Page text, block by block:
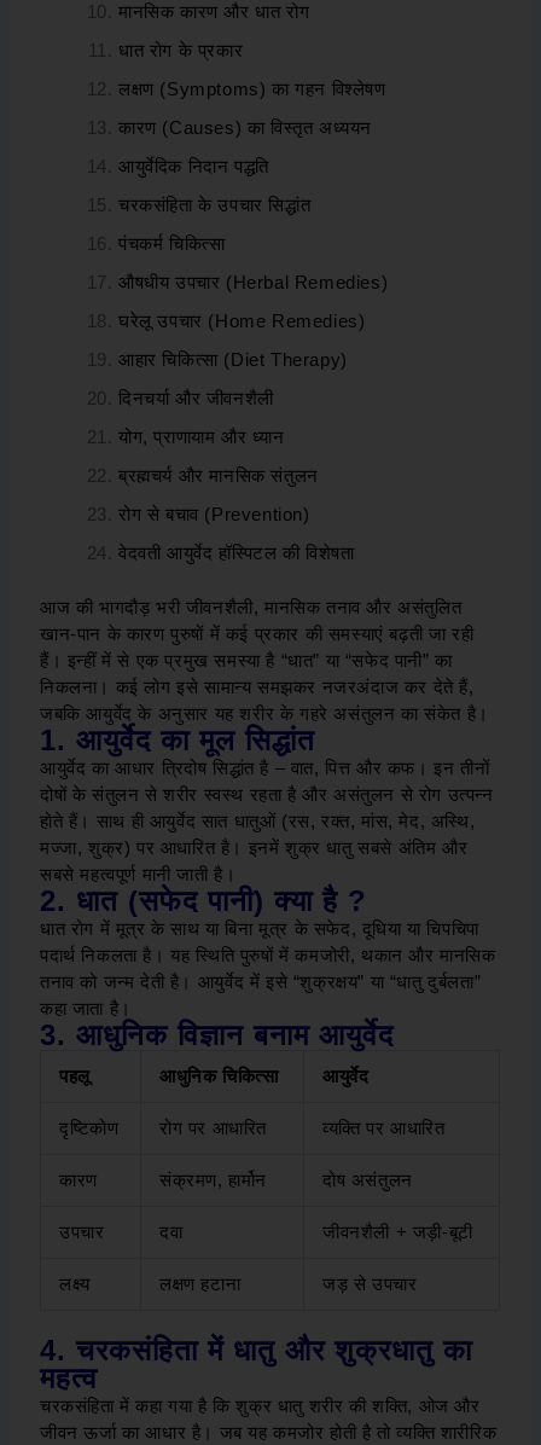
मानसिक कारण और धात रोग
धात रोग के प्रकार
लक्षण (Symptoms) का गहन विश्लेषण
कारण (Causes) का विस्तृत अध्ययन
आयुर्वेदिक निदान पद्धति
चरकसंहिता के उपचार सिद्धांत
पंचकर्म चिकित्सा
औषधीय उपचार (Herbal Remedies)
घरेलू उपचार (Home Remedies)
आहार चिकित्सा (Diet Therapy)
दिनचर्या और जीवनशैली
योग, प्राणायाम और ध्यान
ब्रह्मचर्य और मानसिक संतुलन
रोग से बचाव (Prevention)
वेदवती आयुर्वेद हॉस्पिटल की विशेषता
आज की भागदौड़ भरी जीवनशैली, मानसिक तनाव और असंतुलित
खान-पान के कारण पुरुषों में कई प्रकार की समस्याएं बढ़ती जा रही
हैं। इन्हीं में से एक प्रमुख समस्या है “धात” या “सफेद पानी” का
निकलना। कई लोग इसे सामान्य समझकर नजरअंदाज कर देते हैं,
जबकि आयुर्वेद के अनुसार यह शरीर के गहरे असंतुलन का संकेत है।
1. आयुर्वेद का मूल सिद्धांत
आयुर्वेद का आधार त्रिदोष सिद्धांत है – वात, पित्त और कफ। इन तीनों
दोषों के संतुलन से शरीर स्वस्थ रहता है और असंतुलन से रोग उत्पन्न
होते हैं। साथ ही आयुर्वेद सात धातुओं (रस, रक्त, मांस, मेद, अस्थि,
मज्जा, शुक्र) पर आधारित है। इनमें शुक्र धातु सबसे अंतिम और
सबसे महत्वपूर्ण मानी जाती है।
2. धात (सफेद पानी) क्या है ?
धात रोग में मूत्र के साथ या बिना मूत्र के सफेद, दूधिया या चिपचिपा
पदार्थ निकलता है। यह स्थिति पुरुषों में कमजोरी, थकान और मानसिक
तनाव को जन्म देती है। आयुर्वेद में इसे “शुक्रक्षय” या “धातु दुर्बलता”
कहा जाता है।
3. आधुनिक विज्ञान बनाम आयुर्वेद
पहलू आधुनिक चिकित्सा आयुर्वेद
दृष्टिकोण रोग पर आधारित व्यक्ति पर आधारित
कारण संक्रमण, हार्मोन दोष असंतुलन
उपचार दवा जीवनशैली + जड़ी-बूटी
लक्ष्य लक्षण हटाना जड़ से उपचार
4. चरकसंहिता में धातु और शुक्रधातु का
महत्व
चरकसंहिता में कहा गया है कि शुक्र धातु शरीर की शक्ति, ओज और
जीवन ऊर्जा का आधार है। जब यह कमजोर होती है तो व्यक्ति शारीरिक